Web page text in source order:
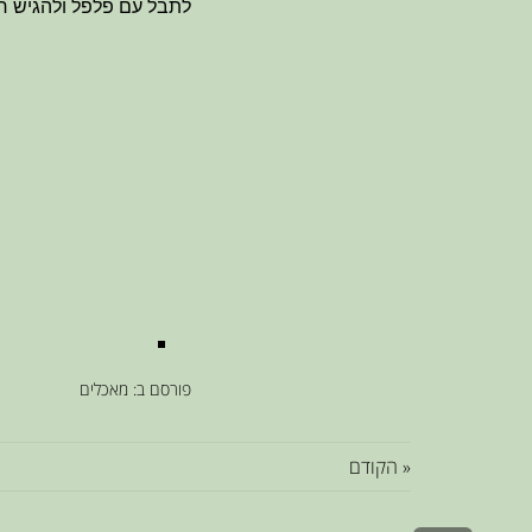
לתבל עם פלפל ולהגיש
פורסם ב: מאכלים
« הקודם